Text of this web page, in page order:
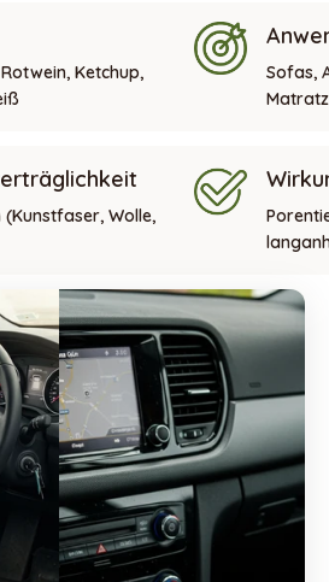
Ketchup,
Sofas,
(Kunstfaser, Wolle,